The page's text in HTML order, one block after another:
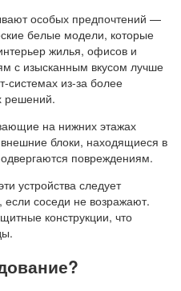
особых предпочтений —
белые модели, которые
жилья, офисов и
с изысканным вкусом лучше
системах из-за более
решений.
на нижних этажах
блоки, находящиеся в
повреждениям.
устройства следует
соседи не возражают.
конструкции, что